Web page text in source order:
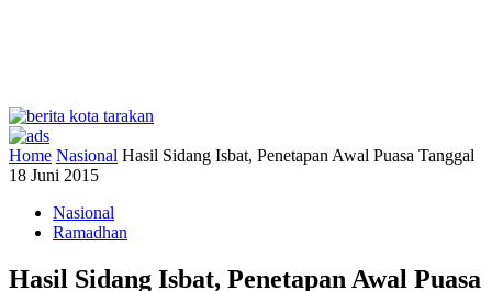
Home Nasional Hasil Sidang Isbat, Penetapan Awal Puasa Tanggal
18 Juni 2015
Nasional
Ramadhan
Hasil Sidang Isbat, Penetapan Awal Puasa